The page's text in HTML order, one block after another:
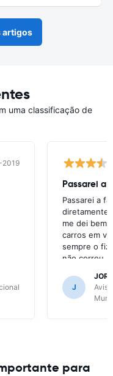
artigos
uma classificação de
Passarei a
Passarei a
diretamente
me dei bem
carros em
sempre o fiz
não correu
J
Avis
para